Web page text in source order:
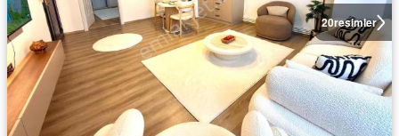
20resimler